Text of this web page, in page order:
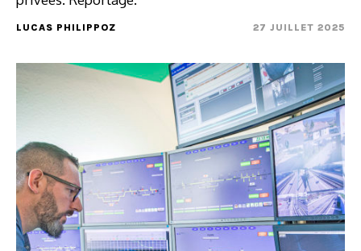
LUCAS PHILIPPOZ 27 JUILLET 2025